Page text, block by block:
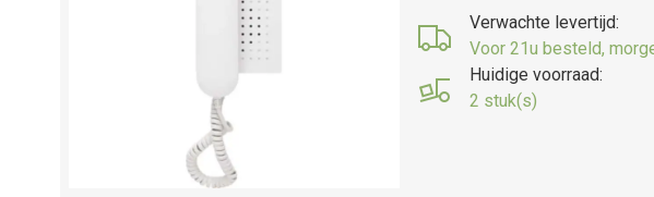
Verwachte levertijd:
Voor 21u besteld,
Huidige voorraad:
2 stuk(s)